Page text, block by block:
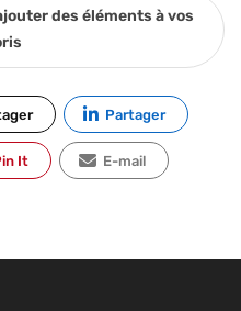
des éléments à vos
Partager
It E-mail